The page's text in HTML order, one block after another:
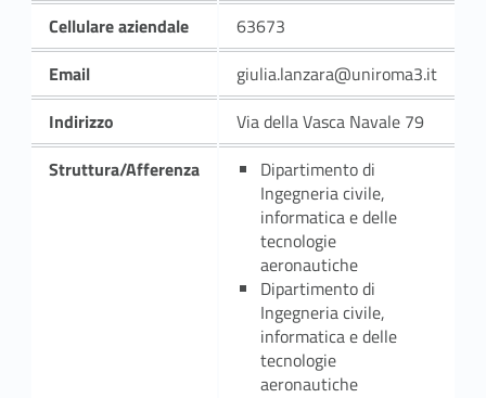
Cellulare aziendale
63673
Email
giulia.lanzara@uniroma3.it
Indirizzo
Via della Vasca Navale 79
Struttura/Afferenza
Dipartimento di
Ingegneria civile,
informatica e delle
tecnologie
aeronautiche
Dipartimento di
Ingegneria civile,
informatica e delle
tecnologie
aeronautiche